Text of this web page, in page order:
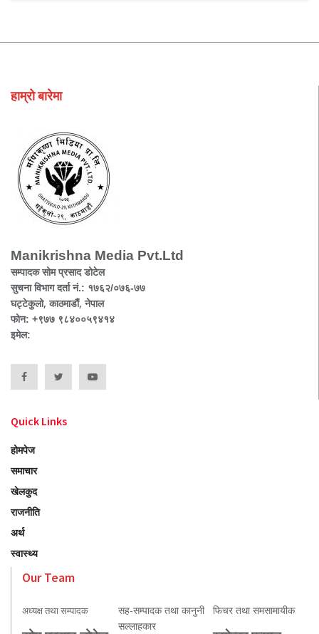
हाम्रो बारेमा
Manikrishna Media Pvt.Ltd
सम्पादक सोम प्रसाद डोटेल
सुचना विभाग दर्ता नं.: १७६२/०७६-७७
घट्टेकुलो, काठमाडौं, नेपाल
फोन: +९७७ ९८४००५९४१४
इमेल:
Quick Links
होमपेज
समाचार
खेलकुद
राजनीति
अर्थ
स्वास्थ्य
Our Team
अध्यक्ष तथा सम्पादक
सह-सम्पादक तथा कानुनी
सल्लाहकार
फिचर तथा समसामायीक